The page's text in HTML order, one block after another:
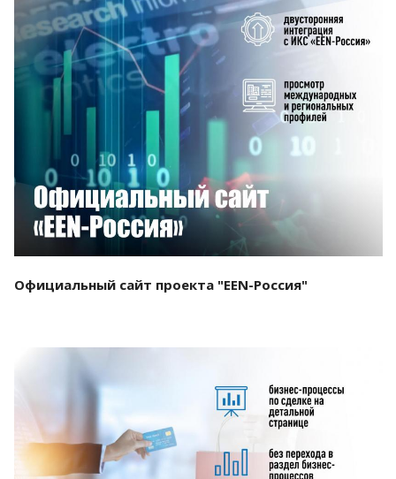
Смотреть проект
Официальный сайт проекта "EEN-Россия"